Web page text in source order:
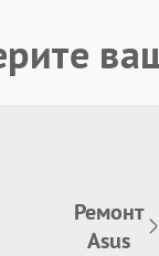
Ремонт
Asus